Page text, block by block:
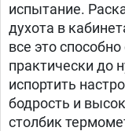
испытание.
духота в
все это
практически до
испортить
бодрость и
столбик